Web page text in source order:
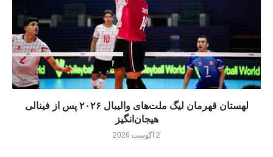
لهستان قهرمان لیگ ملت‌های والیبال ۲۰۲۶ پس از فینالی
هیجان‌انگیز
2 آگوست 2026